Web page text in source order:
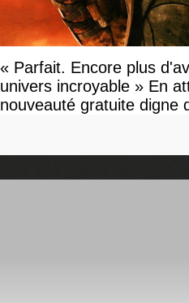
« Parfait. Encore plus
univers incroyable » En
nouveauté gratuite digne